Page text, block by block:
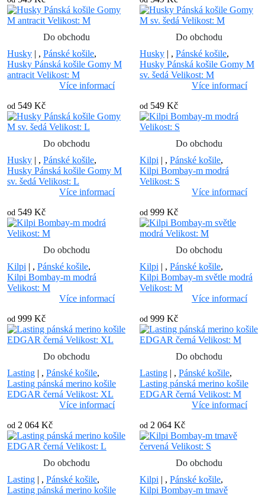
Do obchodu
Husky | , Pánské košile,
Husky Pánská košile Gomy M
antracit Velikost: M
Více informací
od 549 Kč
Do obchodu
Husky | , Pánské košile,
Husky Pánská košile Gomy M
sv. šedá Velikost: M
Více informací
od 549 Kč
Do obchodu
Husky | , Pánské košile,
Husky Pánská košile Gomy M
sv. šedá Velikost: L
Více informací
od 549 Kč
Do obchodu
Kilpi | , Pánské košile,
Kilpi Bombay-m modrá
Velikost: S
Více informací
od 999 Kč
Do obchodu
Kilpi | , Pánské košile,
Kilpi Bombay-m modrá
Velikost: M
Více informací
od 999 Kč
Do obchodu
Kilpi | , Pánské košile,
Kilpi Bombay-m světle modrá
Velikost: M
Více informací
od 999 Kč
Do obchodu
Lasting | , Pánské košile,
Lasting pánská merino košile
EDGAR černá Velikost: XL
Více informací
od 2 064 Kč
Do obchodu
Lasting | , Pánské košile,
Lasting pánská merino košile
EDGAR černá Velikost: M
Více informací
od 2 064 Kč
Do obchodu
Lasting | , Pánské košile,
Lasting pánská merino košile
Do obchodu
Kilpi | , Pánské košile,
Kilpi Bombay-m tmavě